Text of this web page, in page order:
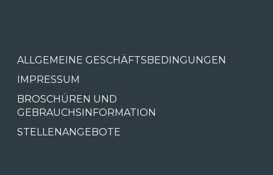
ALLGEMEINE GESCHÄFTSBEDINGUNGEN
IMPRESSUM
BROSCHÜREN UND
GEBRAUCHSINFORMATION
STELLENANGEBOTE